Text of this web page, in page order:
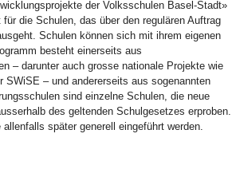
der Volksschulen Basel-Stadt»
die Schulen, das über den regulären Auftrag
Schulen können sich mit ihrem eigenen
besteht einerseits aus
– darunter auch grosse nationale Projekte wie
SWiSE – und andererseits aus sogenannten
sind einzelne Schulen, die neue
des geltenden Schulgesetzes erproben.
später generell eingeführt werden.